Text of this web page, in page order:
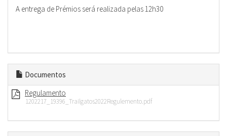
A entrega de Prémios será realizada pelas 12h30
Documentos
Regulamento
1202217_19396_Trailgatos2022Regulemento.pdf